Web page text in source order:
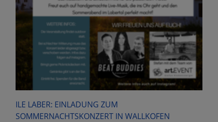
ILE LABER: EINLADUNG ZUM
SOMMERNACHTSKONZERT IN WALLKOFEN